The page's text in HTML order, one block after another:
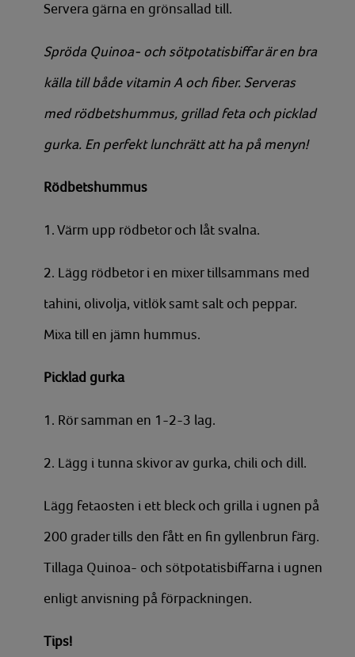
Servera gärna en grönsallad till.
Spröda Quinoa- och sötpotatisbiffar är en bra
källa till både vitamin A och fiber. Serveras
med rödbetshummus, grillad feta och picklad
gurka. En perfekt lunchrätt att ha på menyn!
Rödbetshummus
1. Värm upp rödbetor och låt svalna.
2. Lägg rödbetor i en mixer tillsammans med
tahini, olivolja, vitlök samt salt och peppar.
Mixa till en jämn hummus.
Picklad gurka
1. Rör samman en 1-2-3 lag.
2. Lägg i tunna skivor av gurka, chili och dill.
Lägg fetaosten i ett bleck och grilla i ugnen på
200 grader tills den fått en fin gyllenbrun färg.
Tillaga Quinoa- och sötpotatisbiffarna i ugnen
enligt anvisning på förpackningen.
Tips!